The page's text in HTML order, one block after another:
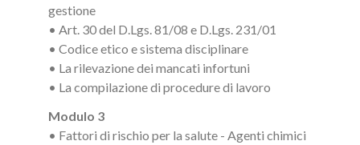
gestione
• Art. 30 del D.Lgs. 81/08 e D.Lgs. 231/01
• Codice etico e sistema disciplinare
• La rilevazione dei mancati infortuni
• La compilazione di procedure di lavoro
Modulo 3
• Fattori di rischio per la salute - Agenti chimici